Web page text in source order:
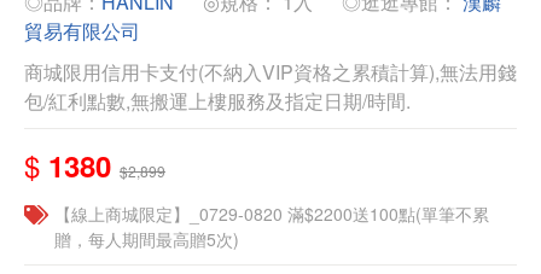
貿易有限公司
商城限用信用卡支付(不納入VIP資格之累積計算),無法用錢
包/紅利點數,無搬運上樓服務及指定日期/時間.
$ 1380 $2,899
【線上商城限定】_0729-0820 滿$2200送100點(單筆不累
贈，每人期間最高贈5次)